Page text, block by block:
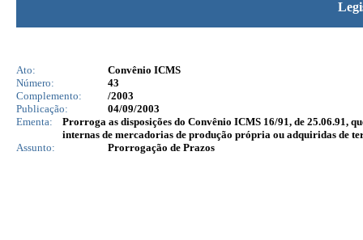
Ato:
Convênio ICMS
Número:
43
Complemento:
/2003
Publicação:
04/09/2003
Ementa:
Prorroga as disposições do Convênio ICMS 16/91, de 25.06.91,
internas de mercadorias de produção própria ou adquiridas de
Assunto:
Prorrogação de Prazos